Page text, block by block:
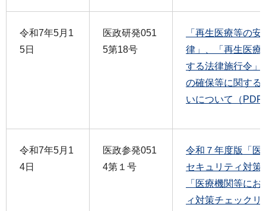
令和7年5月1
5日
医政研発051
5第18号
「再生医療等の
律」、「再生医療
する法律施行令」
の確保等に関する
いについて（PDF
令和7年5月1
4日
医政参発051
4第１号
令和７年度版「医
セキュリティ対策
「医療機関等に
ィ対策チェック